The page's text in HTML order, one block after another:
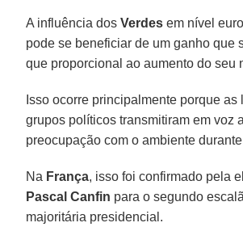
A influência dosVerdes em nível
pode se beneficiar de um ganho que
que proporcional ao aumento do seu
Isso ocorre principalmente porque as
grupos políticos transmitiram em voz
preocupação com o ambiente
Na França, isso foi confirmado pela
Pascal Canfin para o segundo
majoritária presidencial.